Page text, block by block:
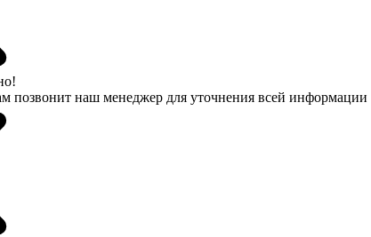
позвонит наш менеджер для уточнения всей информации